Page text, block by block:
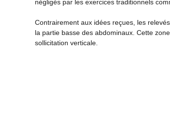
négligés par les exercices traditionnels
Contrairement aux idées reçues, les
la partie basse des abdominaux. Cette
sollicitation verticale.